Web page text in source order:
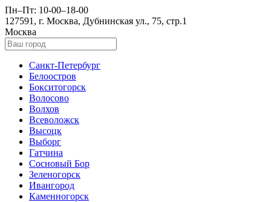
Пн–Пт: 10-00–18-00
127591, г. Москва, Дубнинская ул., 75, стр.1
Москва
Санкт-Петербург
Белоостров
Бокситогорск
Волосово
Волхов
Всеволожск
Высоцк
Выборг
Гатчина
Сосновый Бор
Зеленогорск
Ивангород
Каменногорск